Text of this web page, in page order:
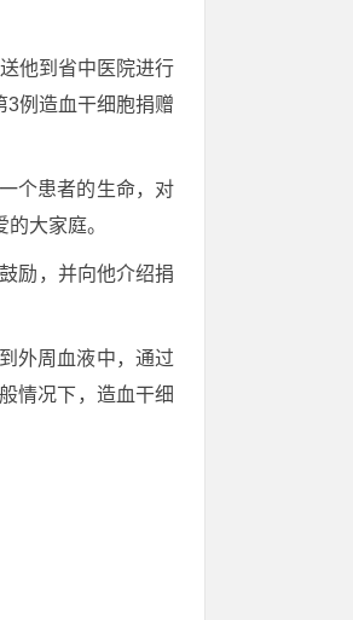
他到省中医院进行
3例造血干细胞捐赠
个患者的生命，对
大家庭。
励，并向他介绍捐
外周血液中，通过
情况下，造血干细